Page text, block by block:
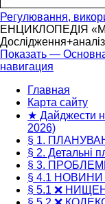
Регулювання,
ЕНЦИКЛОПЕДІЯ
Основная
навигация
Показать —
навигация
Главная
Карта сайту
★ Дайджести
2026)
§ 1.
§ 2. Детальні
§ 3.
§ 4.1 НОВИНИ
§ 5.1 ❌